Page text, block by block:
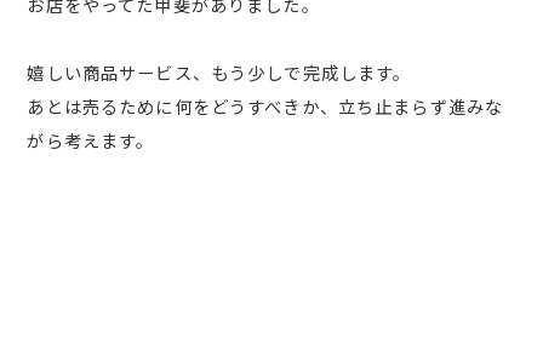
嬉しい商品サービス、もう少しで完成します。
あとは売るために何をどうすべきか、立ち止まらず進みな
がら考えます。